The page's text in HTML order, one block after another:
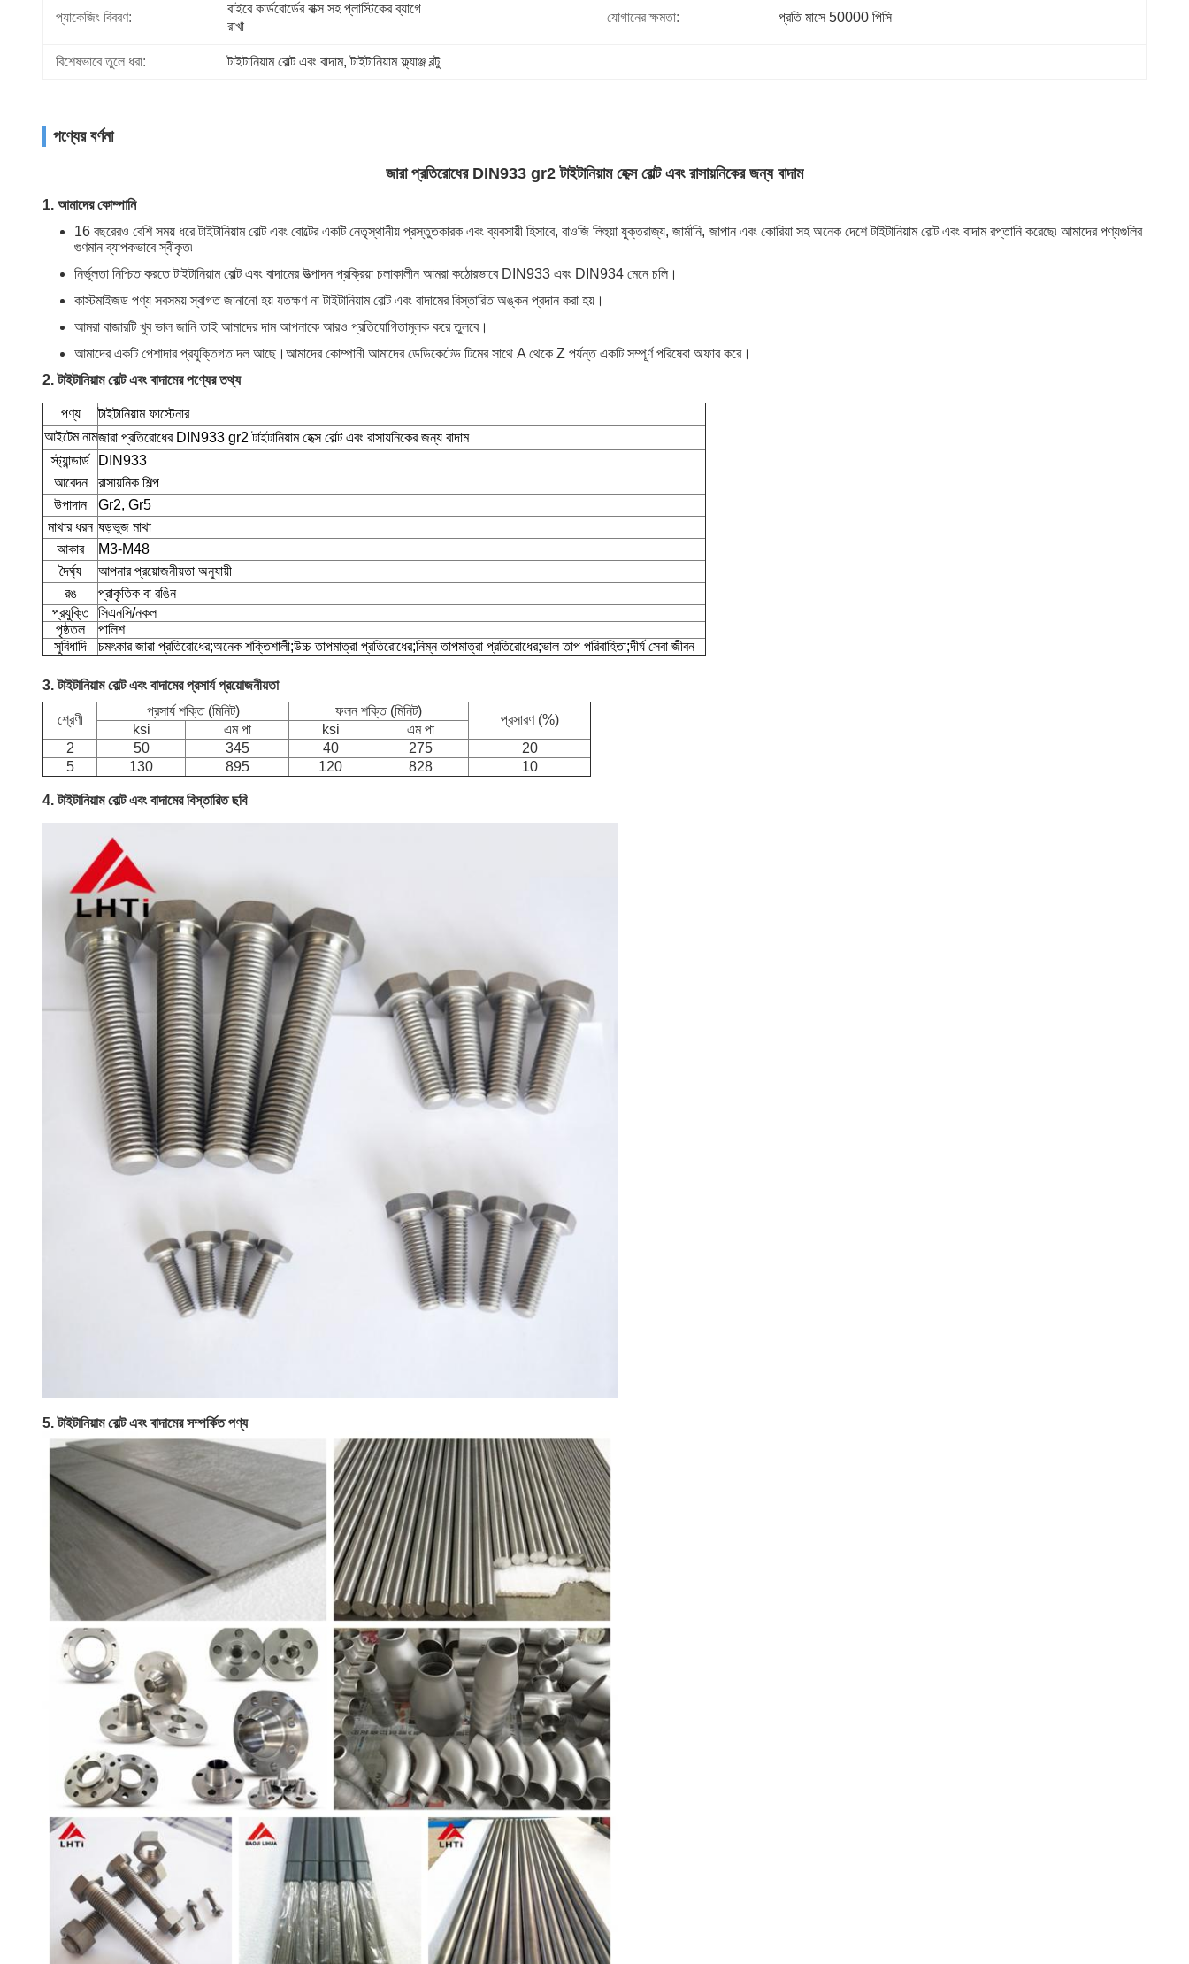
প্যাকেজিং বিবরণ:
বাইরে কার্ডবোর্ডের বাক্স সহ প্লাস্টিকের ব্যাগে
রাখা
যোগানের ক্ষমতা: প্রতি মাসে 50000 পিসি
বিশেষভাবে তুলে ধরা: টাইটানিয়াম বোল্ট এবং বাদাম, টাইটানিয়াম ফ্ল্যাঞ্জ বল্টু
পণ্যের বর্ণনা
জারা প্রতিরোধের DIN933 gr2 টাইটানিয়াম হেক্স বোল্ট এবং রাসায়নিকের জন্য বাদাম
1. আমাদের কোম্পানি
16 বছরেরও বেশি সময় ধরে টাইটানিয়াম বোল্ট এবং বোল্টের একটি নেতৃস্থানীয় প্রস্তুতকারক এবং ব্যবসায়ী হিসাবে, বাওজি লিহুয়া যুক্তরাজ্য, জার্মানি, জাপান এবং কোরিয়া সহ অনেক দেশে টাইটানিয়াম বোল্ট এবং বাদাম রপ্তানি করেছে৷ আমাদের পণ্যগুলির
গুণমান ব্যাপকভাবে স্বীকৃত৷
নির্ভুলতা নিশ্চিত করতে টাইটানিয়াম বোল্ট এবং বাদামের উত্পাদন প্রক্রিয়া চলাকালীন আমরা কঠোরভাবে DIN933 এবং DIN934 মেনে চলি।
কাস্টমাইজড পণ্য সবসময় স্বাগত জানানো হয় যতক্ষণ না টাইটানিয়াম বোল্ট এবং বাদামের বিস্তারিত অঙ্কন প্রদান করা হয়।
আমরা বাজারটি খুব ভাল জানি তাই আমাদের দাম আপনাকে আরও প্রতিযোগিতামূলক করে তুলবে।
আমাদের একটি পেশাদার প্রযুক্তিগত দল আছে।আমাদের কোম্পানী আমাদের ডেডিকেটেড টিমের সাথে A থেকে Z পর্যন্ত একটি সম্পূর্ণ পরিষেবা অফার করে।
2. টাইটানিয়াম বোল্ট এবং বাদামের পণ্যের তথ্য
পণ্য
টাইটানিয়াম ফাস্টেনার
আইটেম নামজারা প্রতিরোধের DIN933 gr2 টাইটানিয়াম হেক্স বোল্ট এবং রাসায়নিকের জন্য বাদাম
স্ট্যান্ডার্ড
DIN933
আবেদন
রাসায়নিক শিল্প
উপাদান
Gr2, Gr5
মাথার ধরন ষড়ভুজ মাথা
আকার
M3-M48
দৈর্ঘ্য
আপনার প্রয়োজনীয়তা অনুযায়ী
রঙ
প্রাকৃতিক বা রঙিন
প্রযুক্তি
সিএনসি/নকল
পৃষ্ঠতল
পালিশ
সুবিধাদি
চমৎকার জারা প্রতিরোধের;অনেক শক্তিশালী;উচ্চ তাপমাত্রা প্রতিরোধের;নিম্ন তাপমাত্রা প্রতিরোধের;ভাল তাপ পরিবাহিতা;দীর্ঘ সেবা জীবন
3. টাইটানিয়াম বোল্ট এবং বাদামের প্রসার্য প্রয়োজনীয়তা
শ্রেণী
প্রসার্য শক্তি (মিনিট) ফলন শক্তি (মিনিট)
প্রসারণ (%)
ksi এম পা ksi
এম পা
2
50 345 40 275
20
5
130 895 120 828 10
4. টাইটানিয়াম বোল্ট এবং বাদামের বিস্তারিত ছবি
5. টাইটানিয়াম বোল্ট এবং বাদামের সম্পর্কিত পণ্য